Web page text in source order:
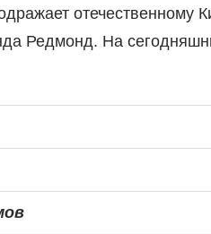
отечественному
Редмонд. На